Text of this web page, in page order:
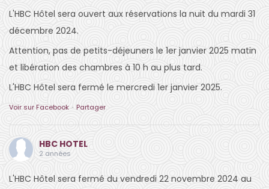
L'HBC Hôtel sera ouvert aux réservations la nuit du mardi 31
décembre 2024.
Attention, pas de petits-déjeuners le 1er janvier 2025 matin
et libération des chambres à 10 h au plus tard.
L'HBC Hôtel sera fermé le mercredi 1er janvier 2025.
Voir sur Facebook · Partager
HBC HOTEL
2 années
L'HBC Hôtel sera fermé du vendredi 22 novembre 2024 au